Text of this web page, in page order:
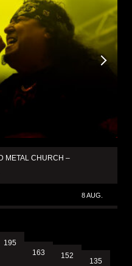
METAL CHURCH –
8 AUG.
195
163 152
135